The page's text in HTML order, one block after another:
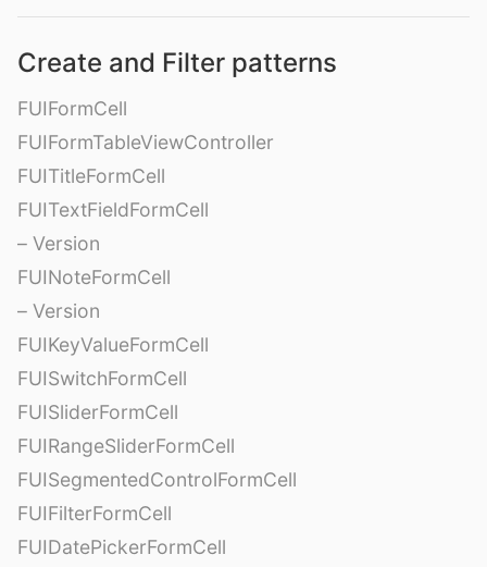
Create and Filter patterns
FUIFormCell
FUIFormTableViewController
FUITitleFormCell
FUITextFieldFormCell
– Version
FUINoteFormCell
– Version
FUIKeyValueFormCell
FUISwitchFormCell
FUISliderFormCell
FUIRangeSliderFormCell
FUISegmentedControlFormCell
FUIFilterFormCell
FUIDatePickerFormCell